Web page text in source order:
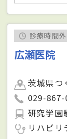
診療時間外
広瀬医院
茨城県つ
029-867-
研究学園
リハビリ